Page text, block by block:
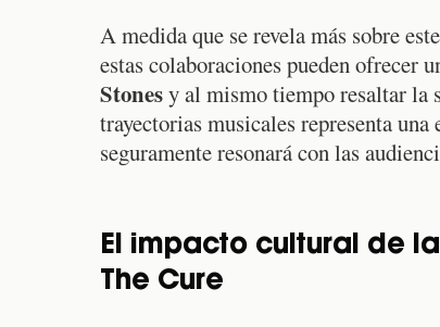
A medida que se revela más sobre
estas colaboraciones pueden ofrecer
Stonesy al mismo tiempo resaltar la
trayectorias musicales representa
seguramente resonará con las
El impacto cultural de
The Cure